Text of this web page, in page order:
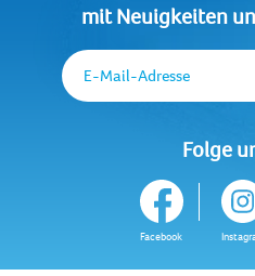
mit Neuigkeiten
E-Mail-Adresse
Folge
Facebook